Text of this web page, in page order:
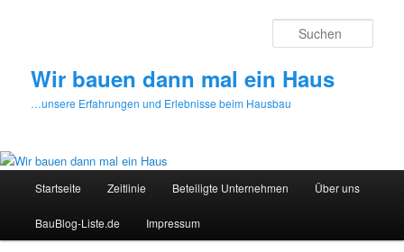
Wir bauen dann mal ein Haus
…unsere Erfahrungen und Erlebnisse beim Hausbau
Startseite Zeitlinie Beteiligte Unternehmen Über uns
BauBlog-Liste.de Impressum